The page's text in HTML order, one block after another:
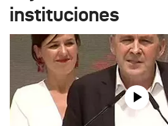
instituciones